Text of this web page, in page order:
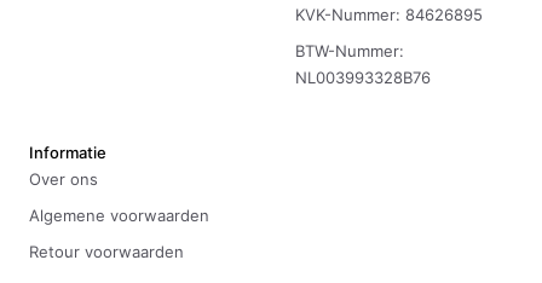
KVK-Nummer: 84626895
BTW-Nummer:
NL003993328B76
Informatie
Over ons
Algemene voorwaarden
Retour voorwaarden